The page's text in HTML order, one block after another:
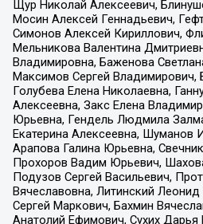
Щур Николай Алексеевич,
Мосин Алексей Геннадьевич,
Симонов Алексей Кириллович,
Мельникова Валентина
Владимировна, Баженова
Максимов Сергей Владимирович,
Голубева Елена Николаевна,
Алексеевна, Закс Елена
Юрьевна, Гендель Людмила
Екатерина Алексеевна, Шуманов
Арапова Галина Юрьевна,
Прохоров Вадим Юрьевич,
Подузов Сергей Васильевич,
Вячеславовна, Литинский
Сергей Маркович, Бахмин
Анатолий Ефимович, Сухих Дарья